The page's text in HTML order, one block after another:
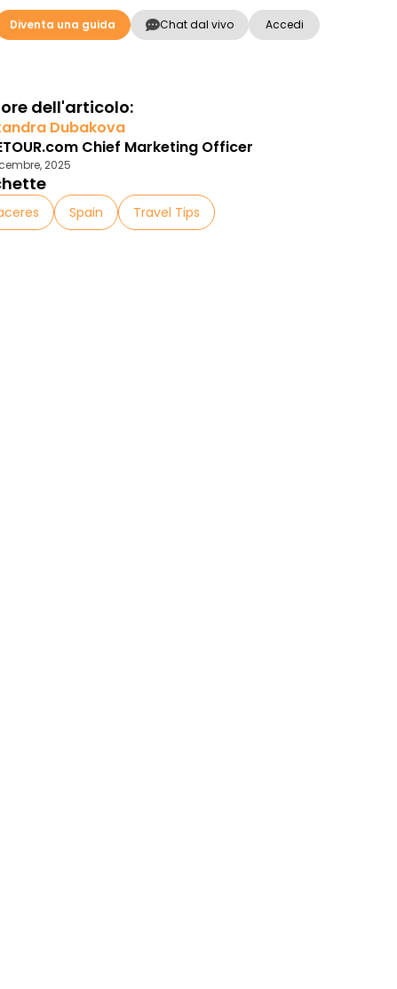
Diventa una guida Chat dal vivo Accedi
dell'articolo:
Dubakova
Chief Marketing Officer
2025
Spain Travel Tips